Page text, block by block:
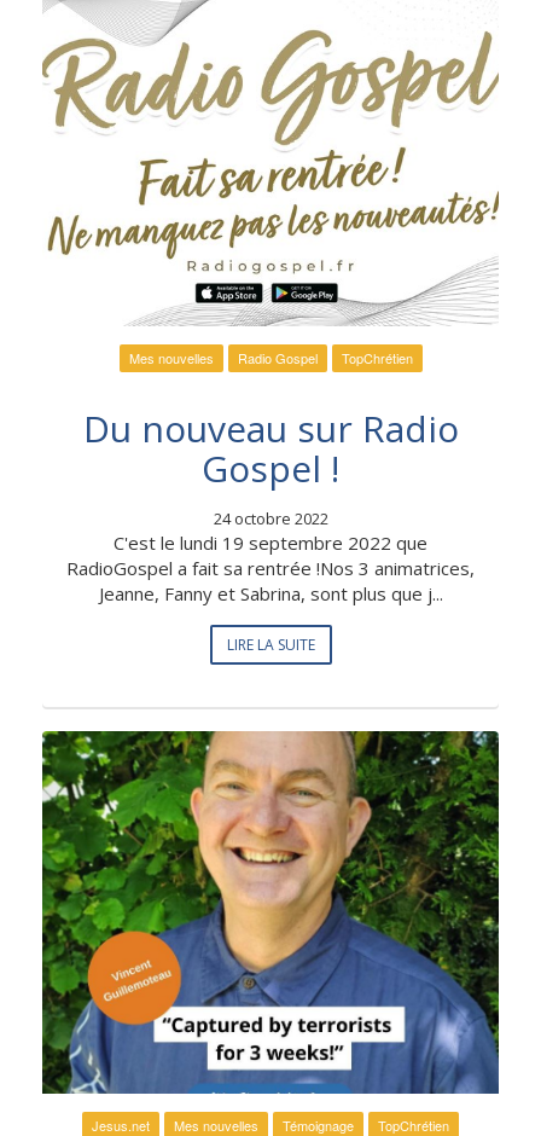
Mes nouvelles Radio Gospel TopChrétien
Du nouveau sur Radio
Gospel !
24 octobre 2022
C'est le lundi 19 septembre 2022 que
RadioGospel a fait sa rentrée !Nos 3 animatrices,
Jeanne, Fanny et Sabrina, sont plus que j...
LIRE LA SUITE
Jesus.net Mes nouvelles Témoignage TopChrétien